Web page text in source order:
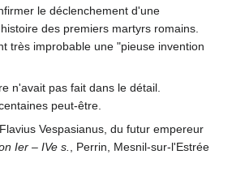
le déclenchement d'une
des premiers martyrs romains.
très improbable une "pieuse invention
n'avait pas fait dans le détail.
peut-être.
Vespasianus, du futur empereur
Ier – IVe s.
, Perrin, Mesnil-sur-l'Estrée